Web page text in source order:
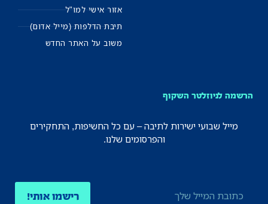
אזור אישי למו"ל
תיבת הדלפות (מייל אדום)
משוב על האתר החדש
הרשמה לניוזלטר השקוף
מייל שבועי ישירות לתיבה – עם כל החשיפות, התחקירים
והפרסומים שלנו.
רישמו אותי!